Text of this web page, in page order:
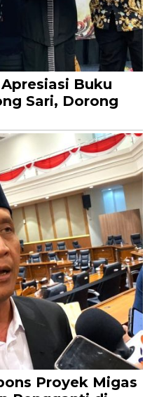
Buku
Sari, Dorong
Proyek Migas